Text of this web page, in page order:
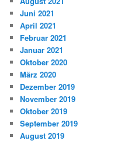
Juni 2021
April 2021
Februar 2021
Januar 2021
Oktober 2020
März 2020
Dezember 2019
November 2019
Oktober 2019
September 2019
August 2019